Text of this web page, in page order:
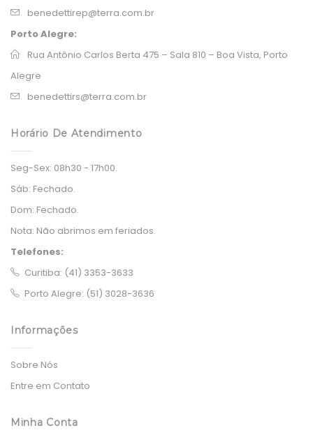
benedettirep@terra.com.br
Porto Alegre:
Rua Antônio Carlos Berta 475 – Sala 810 – Boa Vista, Porto
Alegre
benedettirs@terra.com.br
Horário De Atendimento
Seg-Sex: 08h30 - 17h00.
Sáb: Fechado.
Dom: Fechado.
Nota: Não abrimos em feriados.
Telefones:
Curitiba: (41) 3353-3633
Porto Alegre: (51) 3028-3636
Informações
Sobre Nós
Entre em Contato
Minha Conta